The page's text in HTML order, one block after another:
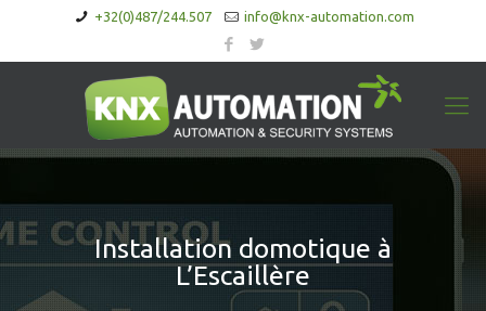
+32(0)487/244.507 info@knx-automation.com
Installation domotique à
L’Escaillère